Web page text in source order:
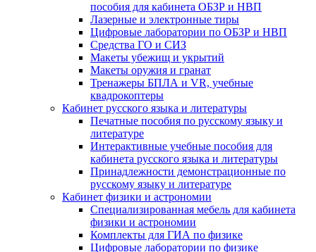
пособия для кабинета ОБЗР и НВП
Лазерные и электронные тиры
Цифровые лаборатории по ОБЗР и НВП
Средства ГО и СИЗ
Макеты убежищ и укрытий
Макеты оружия и гранат
Тренажеры БПЛА и VR, учебные
квадрокоптеры
Кабинет русского языка и литературы
Печатные пособия по русскому языку и
литературе
Интерактивные учебные пособия для
кабинета русского языка и литературы
Принадлежности демонстрационные по
русскому языку и литературе
Кабинет физики и астрономии
Специализированная мебель для кабинета
физики и астрономии
Комплекты для ГИА по физике
Цифровые лаборатории по физике